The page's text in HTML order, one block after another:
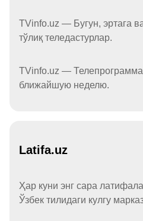
TVinfo.uz — Бугун, эртага
тўлиқ теледастурлар.
TVinfo.uz — Телепрограмма
ближайшую неделю.
Latifa.uz
Ҳар куни энг сара
Ўзбек тилидаги кулгу